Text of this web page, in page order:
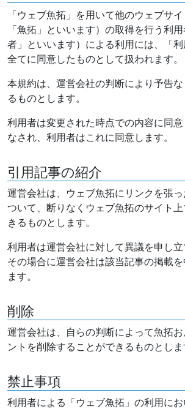
「ウェブ魚拓」を用いて他のウェブサイ
「魚拓」といいます）の取得を行う利
者」といいます）による利用には、「
全てに同意したものとして扱われます。
本規約は、運営会社の判断により予告
るものとします。
利用者は変更された時点での内容に同
なされ、利用者はこれに同意します。
引用記事の紹介
運営会社は、ウェブ魚拓にリンクを張
ついて、断りなくウェブ魚拓のサイト
きるものとします。
利用者は運営会社に対して異議を申し立
その場合に運営会社は該当記事の掲載
ます。
削除
運営会社は、自らの判断によって魚拓
ントを削除することができるものとしま
禁止事項
利用者による「ウェブ魚拓」の利用に